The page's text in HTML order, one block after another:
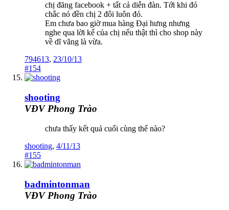
chị đăng facebook + tất cả diễn đàn. Tới khi đó
chắc nó đền chị 2 đôi luôn đó.
Em chưa bao giờ mua hàng Đại hưng nhưng
nghe qua lời kể của chị nếu thật thì cho shop này
về dĩ vãng là vừa.
794613, 23/10/13
#154
shooting
VĐV Phong Trào
chưa thấy kết quả cuối cùng thế nào?
shooting, 4/11/13
#155
badmintonman
VĐV Phong Trào